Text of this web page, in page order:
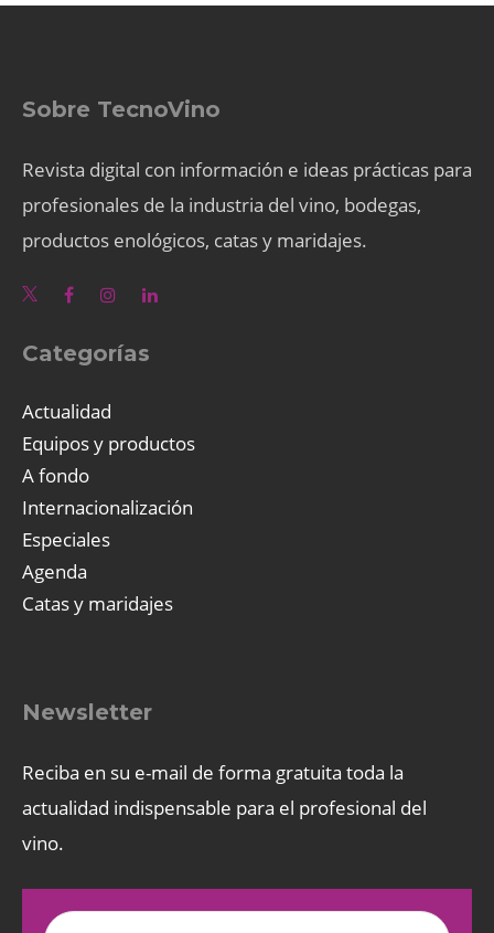
Sobre TecnoVino
Revista digital con información e ideas prácticas para
profesionales de la industria del vino, bodegas,
productos enológicos, catas y maridajes.
Categorías
Actualidad
Equipos y productos
A fondo
Internacionalización
Especiales
Agenda
Catas y maridajes
Newsletter
Reciba en su e-mail de forma gratuita toda la
actualidad indispensable para el profesional del
vino.